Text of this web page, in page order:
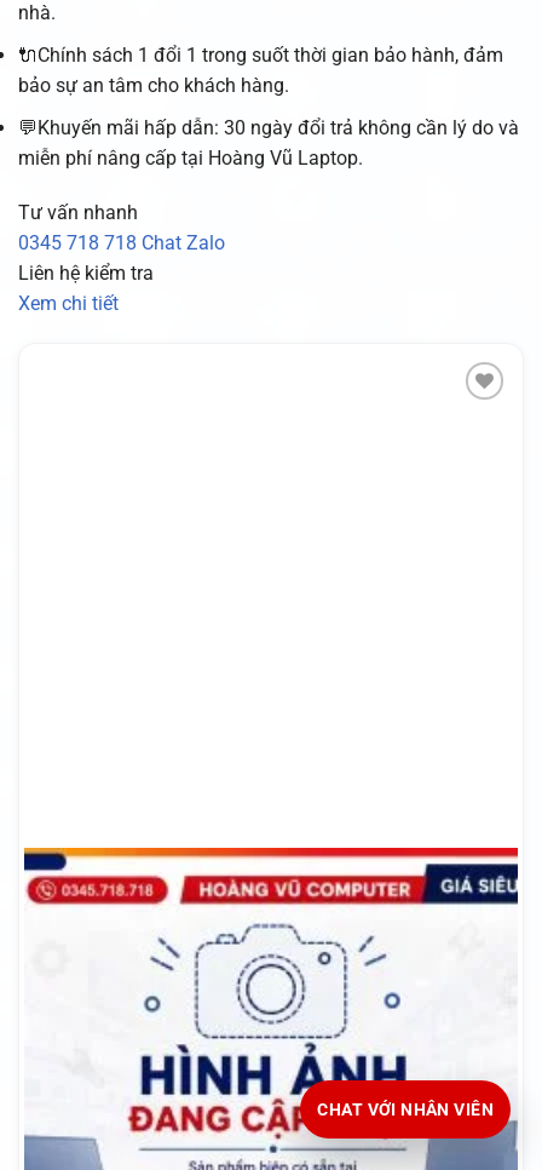
nhà.
🔌Chính sách 1 đổi 1 trong suốt thời gian bảo hành, đảm
bảo sự an tâm cho khách hàng.
💬Khuyến mãi hấp dẫn: 30 ngày đổi trả không cần lý do và
miễn phí nâng cấp tại Hoàng Vũ Laptop.
Tư vấn nhanh
0345 718 718 Chat Zalo
Liên hệ kiểm tra
Xem chi tiết
CHAT VỚI NHÂN VIÊN